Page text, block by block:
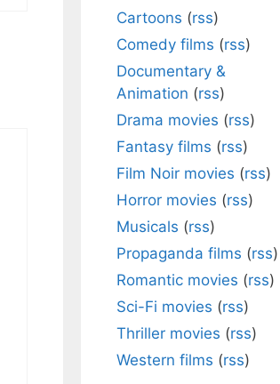
Cartoons (rss)
Comedy films (rss)
Documentary &
Animation (rss)
Drama movies (rss)
Fantasy films (rss)
Film Noir movies (rss)
Horror movies (rss)
Musicals (rss)
Propaganda films (rss)
Romantic movies (rss)
Sci-Fi movies (rss)
Thriller movies (rss)
Western films (rss)